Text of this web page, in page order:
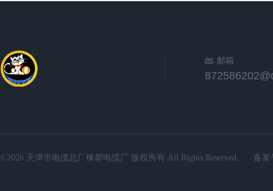
邮箱
©2026 天津市电缆总厂橡塑电缆厂 版权所有 All Rights Reserved. 备案